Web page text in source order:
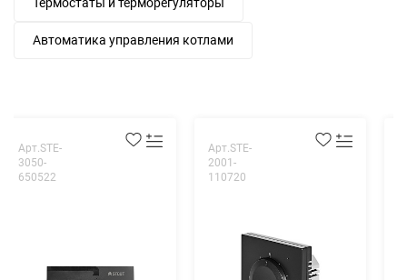
Автоматика управления котлами
Арт.STE-
3050-
650522
Арт.STE-
2001-
110720